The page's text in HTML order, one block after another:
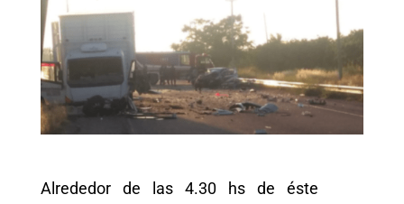
Alrededor de las 4.30 hs de éste